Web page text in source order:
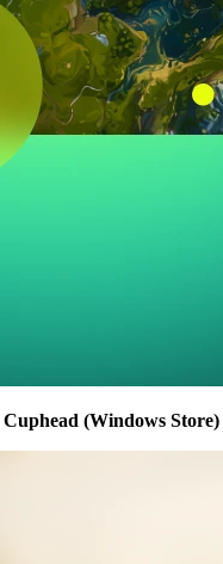
Cuphead (Windows Store)